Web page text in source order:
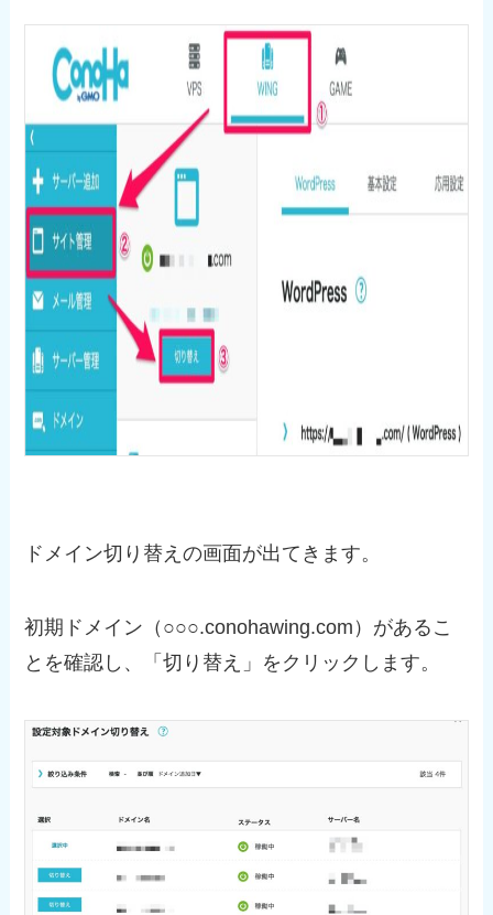
ドメイン切り替えの画面が出てきます。
初期ドメイン（○○○.conohawing.com）があるこ
とを確認し、「切り替え」をクリックします。